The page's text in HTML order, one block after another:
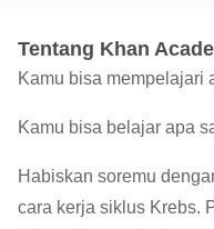
Tentang Khan
Kamu bisa mempelajari
Kamu bisa belajar apa
Habiskan soremu
cara kerja siklus Krebs.